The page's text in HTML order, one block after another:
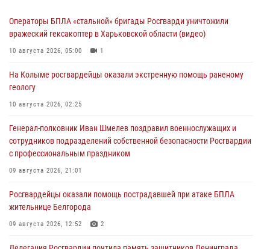
Операторы БПЛА «стальной» бригады Росгварди уничтожили
вражеский гексакоптер в Харьковской области (видео)
10 августа 2026, 05:00 1
На Колыме росгвардейцы оказали экстренную помощь раненому
геологу
10 августа 2026, 02:25
Генерал-полковник Иван Шмелев поздравил военнослужащих и
сотрудников подразделений собственной безопасности Росгвардии
с профессиональным праздником
09 августа 2026, 21:01
Росгвардейцы оказали помощь пострадавшей при атаке БПЛА
жительнице Белгорода
09 августа 2026, 12:52 2